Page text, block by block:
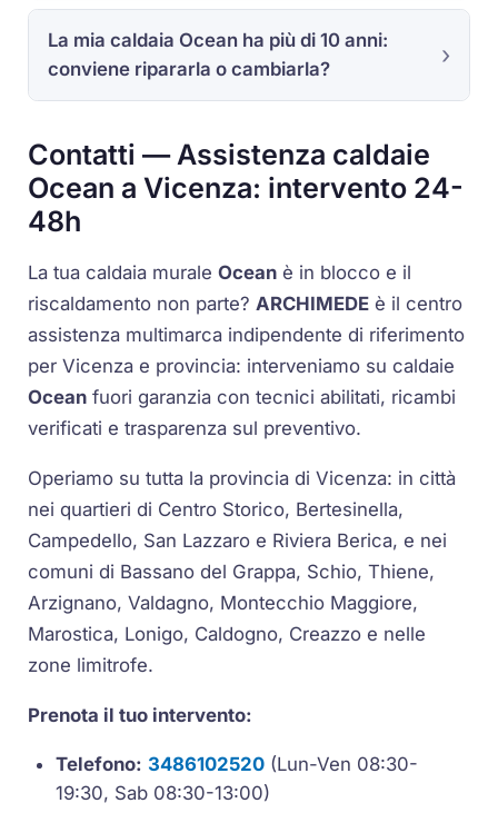
La mia caldaia Ocean ha più di 10 anni:
conviene ripararla o cambiarla?
Contatti — Assistenza caldaie
Ocean a Vicenza: intervento 24-
48h
La tua caldaia murale Ocean è in blocco e il
riscaldamento non parte?ARCHIMEDE è il centro
assistenza multimarca indipendente di riferimento
per Vicenza e provincia: interveniamo su caldaie
Ocean fuori garanzia con tecnici abilitati, ricambi
verificati e trasparenza sul preventivo.
Operiamo su tutta la provincia di Vicenza: in città
nei quartieri di Centro Storico, Bertesinella,
Campedello, San Lazzaro e Riviera Berica, e nei
comuni di Bassano del Grappa, Schio, Thiene,
Arzignano, Valdagno, Montecchio Maggiore,
Marostica, Lonigo, Caldogno, Creazzo e nelle
zone limitrofe.
Prenota il tuo intervento:
Telefono: 3486102520 (Lun-Ven 08:30-
19:30, Sab 08:30-13:00)